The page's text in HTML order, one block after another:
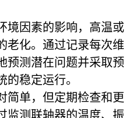
境因素的影响，高温或
老化。通过记录每次维
预测潜在问题并采取预
的稳定运行。
简单，但定期检查和更
监测联轴器的温度、振